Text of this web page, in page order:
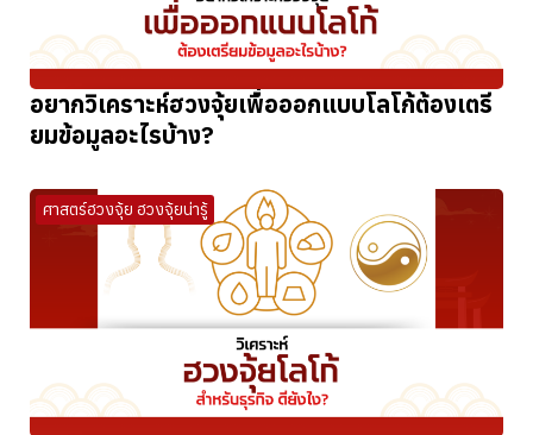
อยากวิเคราะห์ฮวงจุ้ยเพื่อออกแบบโลโก้ต้องเตรี
ยมข้อมูลอะไรบ้าง?
ศาสตร์ฮวงจุ้ย ฮวงจุ้ยน่ารู้